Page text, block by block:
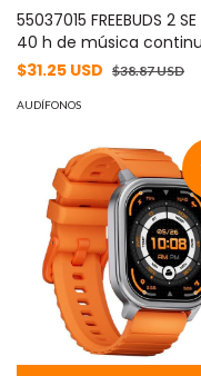
55037015 FREEBUDS 2 SE
40 h de música
Ultra ligeros y cómodos |
$31.25 USD $38.87 USD
AUDÍFONOS